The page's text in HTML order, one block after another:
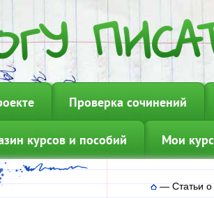
Проверка сочинений
курсов и пособий Мои
—Статьи